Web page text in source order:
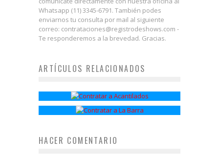
Whatsapp (11) 3345-6791. También podes
enviarnos tu consulta por mail al siguiente
correo: contrataciones@registrodeshows.com -
Te responderemos a la brevedad. Gracias.
ARTÍCULOS RELACIONADOS
La Barra
HACER COMENTARIO